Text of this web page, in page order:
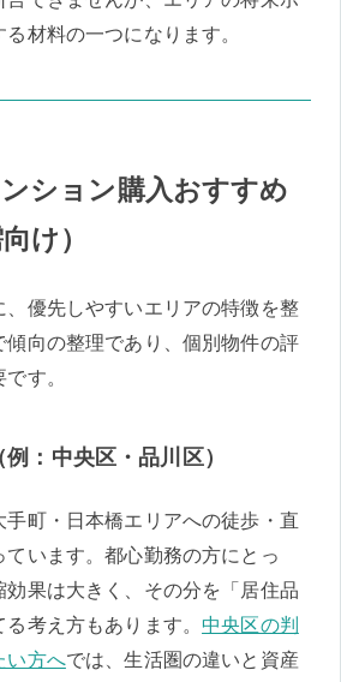
材料の一つになります。
ンション購入おすすめ
け）
、優先しやすいエリアの特徴を整
傾向の整理であり、個別物件の評
す。
：中央区・品川区）
手町・日本橋エリアへの徒歩・直
います。都心勤務の方にとっ
効果は大きく、その分を「居住品
る考え方もあります。中央区の判
い方へでは、生活圏の違いと資産